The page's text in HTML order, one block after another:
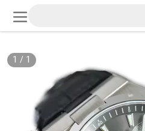
1
/
1